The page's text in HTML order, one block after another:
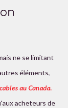
ne se limitant
éléments,
au Canada.
acheteurs de